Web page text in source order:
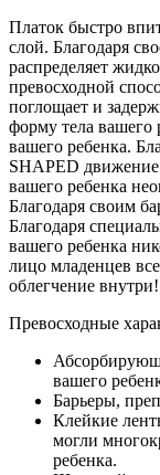
Платок быстро
слой. Благодаря
распределяет
превосходной
поглощает и
форму тела вашего
вашего ребенка.
SHAPED движение
вашего ребенка
Благодаря своим
Благодаря
вашего ребенка
лицо младенцев
облегчение внутри!
Превосходные
вашего
Барьеры,
Клейкие
могли
ребенка.